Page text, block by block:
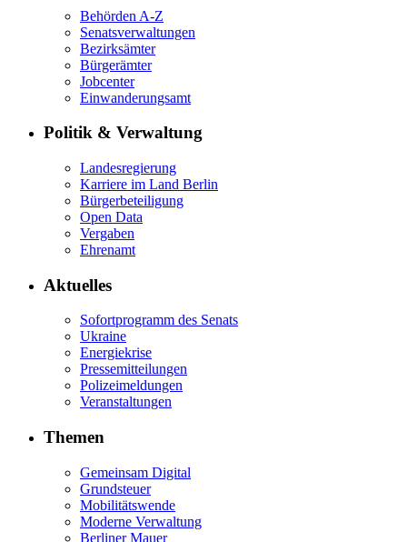
Behörden A-Z
Senatsverwaltungen
Bezirksämter
Bürgerämter
Jobcenter
Einwanderungsamt
Politik & Verwaltung
Landesregierung
Karriere im Land Berlin
Bürgerbeteiligung
Open Data
Vergaben
Ehrenamt
Aktuelles
Sofortprogramm des Senats
Ukraine
Energiekrise
Pressemitteilungen
Polizeimeldungen
Veranstaltungen
Themen
Gemeinsam Digital
Grundsteuer
Mobilitätswende
Moderne Verwaltung
Berliner Mauer